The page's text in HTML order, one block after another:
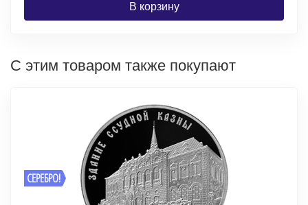
В корзину
С этим товаром также покупают
СЕРЕБРО!